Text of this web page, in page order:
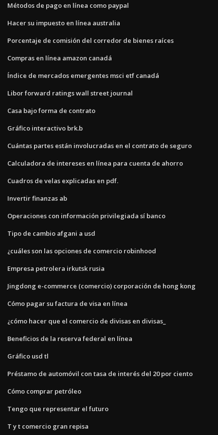
Métodos de pago en línea como paypal
Hacer su impuesto en línea australia
Porcentaje de comisión del corredor de bienes raíces
Compras en línea amazon canadá
Índice de mercados emergentes msci etf canadá
Libor forward ratings wall street journal
Casa bajo forma de contrato
Gráfico interactivo brk.b
Cuántas partes están involucradas en el contrato de seguro
Calculadora de intereses en línea para cuenta de ahorro
Cuadros de velas explicadas en pdf.
Invertir finanzas ab
Operaciones con información privilegiada sí banco
Tipo de cambio afgani a usd
¿cuáles son las opciones de comercio robinhood
Empresa petrolera irkutsk rusia
Jingdong e-commerce (comercio) corporación de hong kong
Cómo pagar su factura de visa en línea
¿cómo hacer que el comercio de divisas en divisas_
Beneficios de la reserva federal en línea
Gráfico usd tl
Préstamo de automóvil con tasa de interés del 20 por ciento
Cómo comprar petróleo
Tengo que representar el futuro
T y t comercio gran repisa